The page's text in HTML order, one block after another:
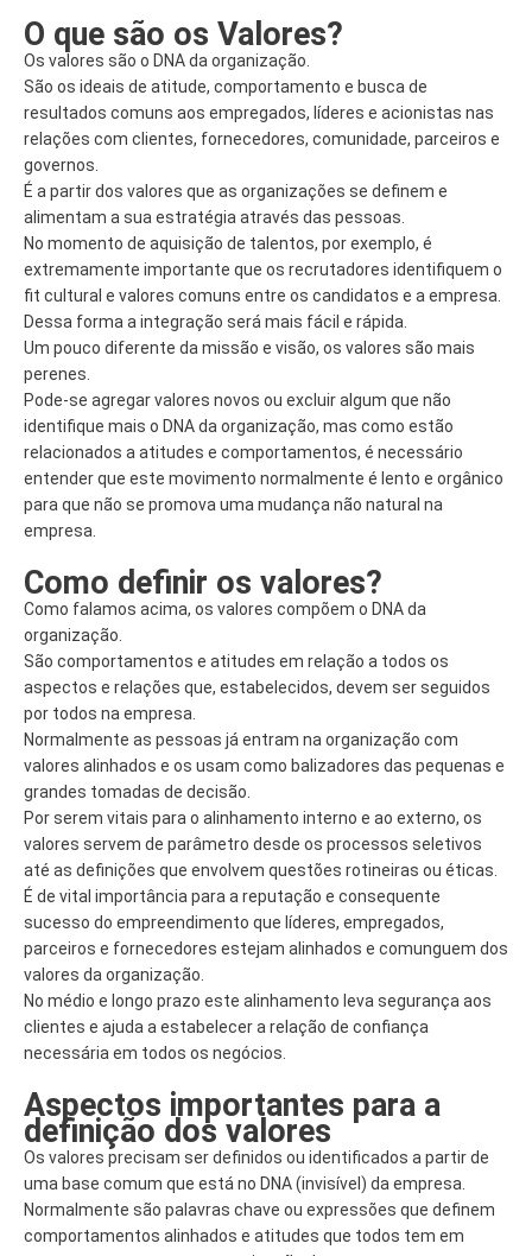
O que são os Valores?
Os valores são o DNA da organização.
São os ideais de atitude, comportamento e busca de
resultados comuns aos empregados, líderes e acionistas nas
relações com clientes, fornecedores, comunidade, parceiros e
governos.
É a partir dos valores que as organizações se definem e
alimentam a sua estratégia através das pessoas.
No momento de aquisição de talentos, por exemplo, é
extremamente importante que os recrutadores identifiquem o
fit cultural e valores comuns entre os candidatos e a empresa.
Dessa forma a integração será mais fácil e rápida.
Um pouco diferente da missão e visão, os valores são mais
perenes.
Pode-se agregar valores novos ou excluir algum que não
identifique mais o DNA da organização, mas como estão
relacionados a atitudes e comportamentos, é necessário
entender que este movimento normalmente é lento e orgânico
para que não se promova uma mudança não natural na
empresa.
Como definir os valores?
Como falamos acima, os valores compõem o DNA da
organização.
São comportamentos e atitudes em relação a todos os
aspectos e relações que, estabelecidos, devem ser seguidos
por todos na empresa.
Normalmente as pessoas já entram na organização com
valores alinhados e os usam como balizadores das pequenas e
grandes tomadas de decisão.
Por serem vitais para o alinhamento interno e ao externo, os
valores servem de parâmetro desde os processos seletivos
até as definições que envolvem questões rotineiras ou éticas.
É de vital importância para a reputação e consequente
sucesso do empreendimento que líderes, empregados,
parceiros e fornecedores estejam alinhados e comunguem dos
valores da organização.
No médio e longo prazo este alinhamento leva segurança aos
clientes e ajuda a estabelecer a relação de confiança
necessária em todos os negócios.
Aspectos importantes para a
definição dos valores
Os valores precisam ser definidos ou identificados a partir de
uma base comum que está no DNA (invisível) da empresa.
Normalmente são palavras chave ou expressões que definem
comportamentos alinhados e atitudes que todos tem em